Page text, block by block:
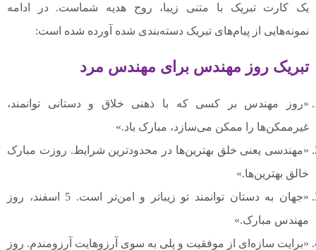
یک کارت تبریک با متنی زیبا، روح هدیه شماست. در ادامه
نمونه‌هایی از پیام‌های تبریک دسته‌بندی شده آورده شده است:
تبریک روز مهندس برای مهندس مرد
«روز مهندس بر کسی که با ذهنی خلاق و دستانی توانمند،
غیرممکن‌ها را ممکن می‌سازد، مبارک باد.»
«مهندسی یعنی خلق بهترین‌ها در محدودترین شرایط. روزت مبارک
خالق بهترین‌ها.»
«جهان به دستان توانمند تو زیباتر و امن‌تر است. 5 اسفند، روز
مهندس مبارک.»
«برایت سازه‌ای از موفقیت و پلی به سوی آرزوهایت آرزومندم. روز